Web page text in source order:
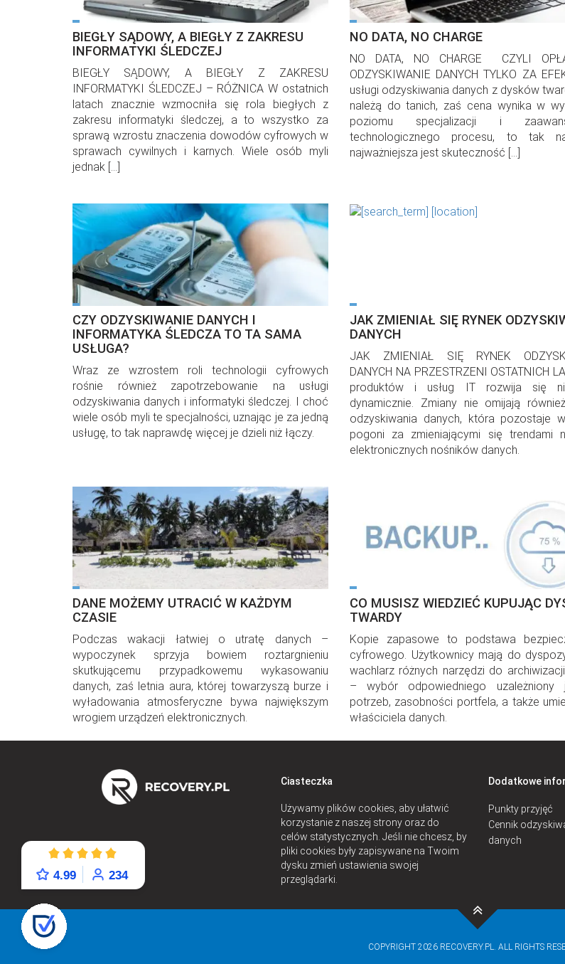
BIEGŁY SĄDOWY, A BIEGŁY Z ZAKRESU
INFORMATYKI ŚLEDCZEJ
BIEGŁY SĄDOWY, A BIEGŁY Z ZAKRESU
INFORMATYKI ŚLEDCZEJ – RÓŻNICA W ostatnich
latach znacznie wzmocniła się rola biegłych z
zakresu informatyki śledczej, a to wszystko za
sprawą wzrostu znaczenia dowodów cyfrowych w
sprawach cywilnych i karnych. Wiele osób myli
jednak […]
NO DATA, NO CHARGE
NO DATA, NO CHARGE CZYLI
ODZYSKIWANIE DANYCH TYLKO ZA
usługi odzyskiwania danych z dysków
należą do tanich, zaś cena wynika w
poziomu specjalizacji i
technologicznego procesu, to tak
najważniejsza jest skuteczność […]
CZY ODZYSKIWANIE DANYCH I
INFORMATYKA ŚLEDCZA TO TA SAMA
USŁUGA?
Wraz ze wzrostem roli technologii cyfrowych
rośnie również zapotrzebowanie na usługi
odzyskiwania danych i informatyki śledczej. I choć
wiele osób myli te specjalności, uznając je za jedną
usługę, to tak naprawdę więcej je dzieli niż łączy.
JAK ZMIENIAŁ SIĘ RYNEK
DANYCH
JAK ZMIENIAŁ SIĘ RYNEK
DANYCH NA PRZESTRZENI OSTATNICH
produktów i usług IT rozwija się
dynamicznie. Zmiany nie omijają
odzyskiwania danych, która pozostaje
pogoni za zmieniającymi się trendami
elektronicznych nośników danych.
DANE MOŻEMY UTRACIĆ W KAŻDYM
CZASIE
Podczas wakacji łatwiej o utratę danych –
wypoczynek sprzyja bowiem roztargnieniu
skutkującemu przypadkowemu wykasowaniu
danych, zaś letnia aura, której towarzyszą burze i
wyładowania atmosferyczne bywa największym
wrogiem urządzeń elektronicznych.
CO MUSISZ WIEDZIEĆ KUPUJĄC
TWARDY
Kopie zapasowe to podstawa
cyfrowego. Użytkownicy mają do
wachlarz różnych narzędzi do
– wybór odpowiedniego
potrzeb, zasobności portfela, a także
właściciela danych.
Ciasteczka
Używamy plików cookies, aby ułatwić
korzystanie z naszej strony oraz do
celów statystycznych. Jeśli nie chcesz, by
pliki cookies były zapisywane na Twoim
dysku zmień ustawienia swojej
przeglądarki.
Dodatkowe
Punkty przyjęć
Cennik
danych
COPYRIGHT 2026 RECOVERY.PL. ALL RIGHTS
4.99 234